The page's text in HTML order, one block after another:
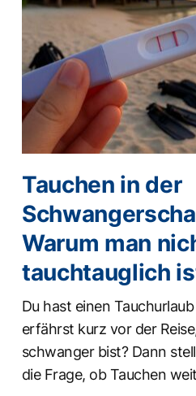
Tauchen in der
Warum man
tauchtauglich
Du hast einen
erfährst kurz vor der
schwanger bist? Dann
die Frage, ob Tauchen